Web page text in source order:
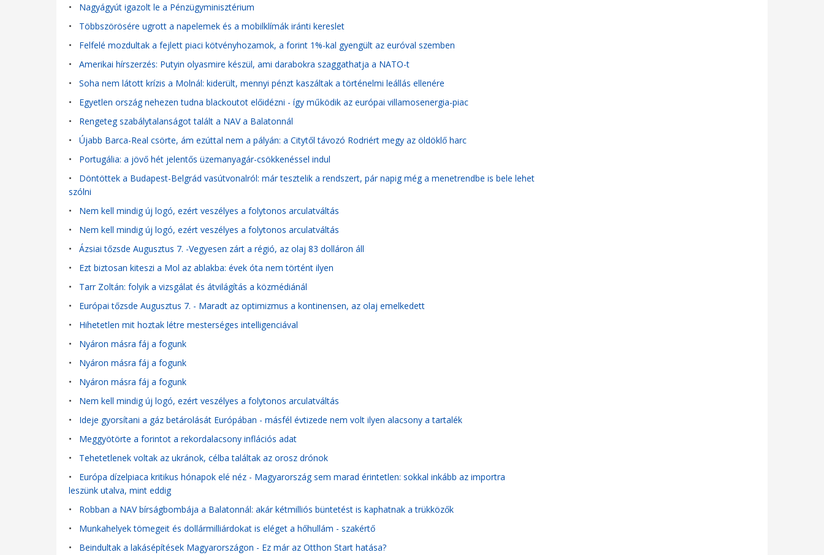
• Nagyágyút igazolt le a Pénzügyminisztérium
• Többszörösére ugrott a napelemek és a mobilklímák iránti kereslet
• Felfelé mozdultak a fejlett piaci kötvényhozamok, a forint 1%-kal gyengült az euróval szemben
• Amerikai hírszerzés: Putyin olyasmire készül, ami darabokra szaggathatja a NATO-t
• Soha nem látott krízis a Molnál: kiderült, mennyi pénzt kaszáltak a történelmi leállás ellenére
• Egyetlen ország nehezen tudna blackoutot előidézni - így működik az európai villamosenergia-piac
• Rengeteg szabálytalanságot talált a NAV a Balatonnál
• Újabb Barca-Real csörte, ám ezúttal nem a pályán: a Citytől távozó Rodriért megy az öldöklő harc
• Portugália: a jövő hét jelentős üzemanyagár-csökkenéssel indul
• Döntöttek a Budapest-Belgrád vasútvonalról: már tesztelik a rendszert, pár napig még a menetrendbe is bele lehet
szólni
• Nem kell mindig új logó, ezért veszélyes a folytonos arculatváltás
• Nem kell mindig új logó, ezért veszélyes a folytonos arculatváltás
• Ázsiai tőzsde Augusztus 7. -Vegyesen zárt a régió, az olaj 83 dolláron áll
• Ezt biztosan kiteszi a Mol az ablakba: évek óta nem történt ilyen
• Tarr Zoltán: folyik a vizsgálat és átvilágítás a közmédiánál
• Európai tőzsde Augusztus 7. - Maradt az optimizmus a kontinensen, az olaj emelkedett
• Hihetetlen mit hoztak létre mesterséges intelligenciával
• Nyáron másra fáj a fogunk
• Nyáron másra fáj a fogunk
• Nyáron másra fáj a fogunk
• Nem kell mindig új logó, ezért veszélyes a folytonos arculatváltás
• Ideje gyorsítani a gáz betárolását Európában - másfél évtizede nem volt ilyen alacsony a tartalék
• Meggyötörte a forintot a rekordalacsony inflációs adat
• Tehetetlenek voltak az ukránok, célba találtak az orosz drónok
• Európa dízelpiaca kritikus hónapok elé néz - Magyarország sem marad érintetlen: sokkal inkább az importra
leszünk utalva, mint eddig
• Robban a NAV bírságbombája a Balatonnál: akár kétmilliós büntetést is kaphatnak a trükközők
• Munkahelyek tömegeit és dollármilliárdokat is eléget a hőhullám - szakértő
• Beindultak a lakásépítések Magyarországon - Ez már az Otthon Start hatása?